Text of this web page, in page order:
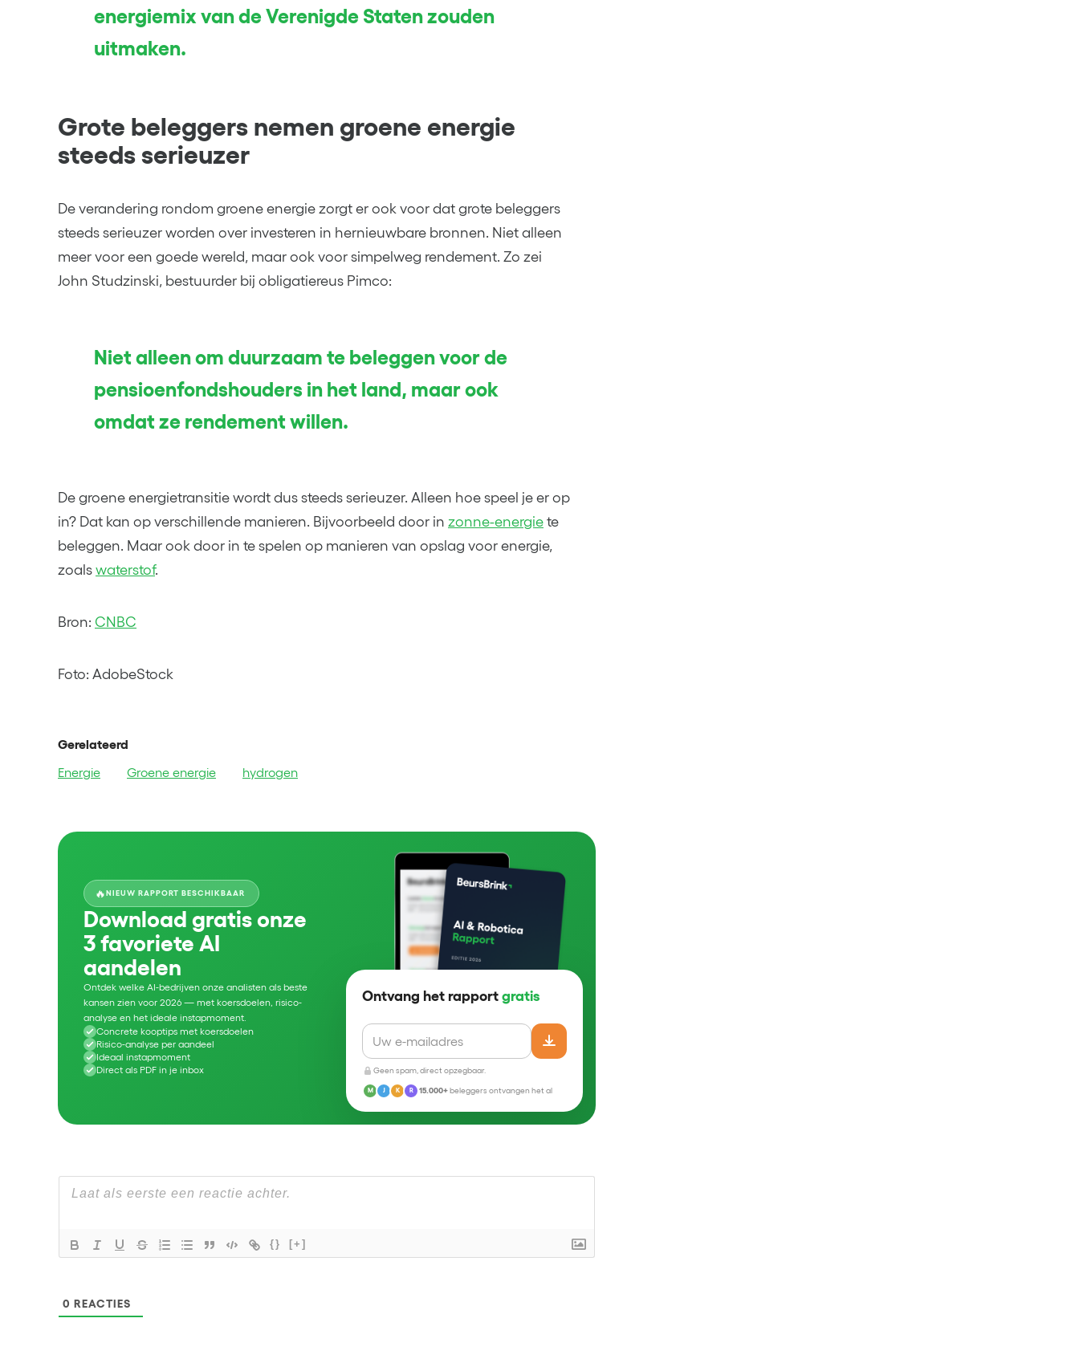
energiemix van de Verenigde Staten zouden
uitmaken.
Grote beleggers nemen groene energie
steeds serieuzer
De verandering rondom groene energie zorgt er ook voor dat grote beleggers
steeds serieuzer worden over investeren in hernieuwbare bronnen. Niet alleen
meer voor een goede wereld, maar ook voor simpelweg rendement. Zo zei
John Studzinski, bestuurder bij obligatiereus Pimco:
Niet alleen om duurzaam te beleggen voor de
pensioenfondshouders in het land, maar ook
omdat ze rendement willen.
De groene energietransitie wordt dus steeds serieuzer. Alleen hoe speel je er op
in? Dat kan op verschillende manieren. Bijvoorbeeld door in zonne-energie te
beleggen. Maar ook door in te spelen op manieren van opslag voor energie,
zoals waterstof.
Bron: CNBC
Foto: AdobeStock
Gerelateerd
Energie
Groene energie hydrogen
🔥NIEUW RAPPORT BESCHIKBAAR
Download gratis onze
3 favoriete AI
aandelen
Ontdek welke AI-bedrijven onze analisten als beste
kansen zien voor 2026 — met koersdoelen, risico-
analyse en het ideale instapmoment.
Concrete kooptips met koersdoelen
Risico-analyse per aandeel
Ideaal instapmoment
Direct als PDF in je inbox
Ontvang het rapport gratis
Geen spam, direct opzegbaar.
M J K R 15.000+beleggers ontvangen het al
{} [+]
0 REACTIES